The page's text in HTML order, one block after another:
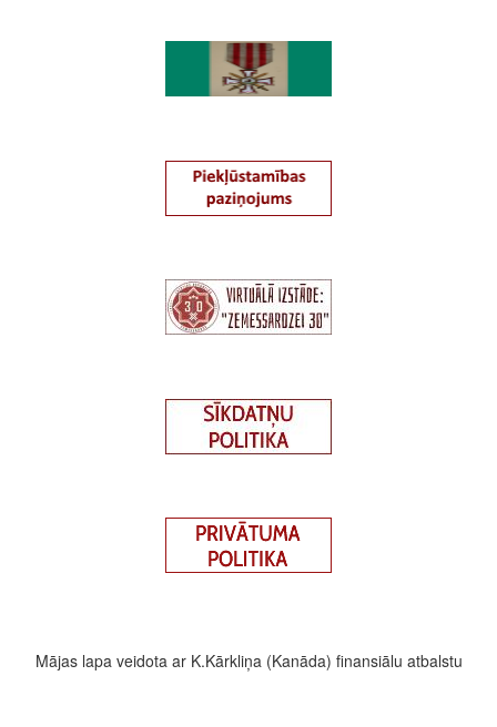
Mājas lapa veidota ar K.Kārkliņa (Kanāda) finansiālu atbalstu